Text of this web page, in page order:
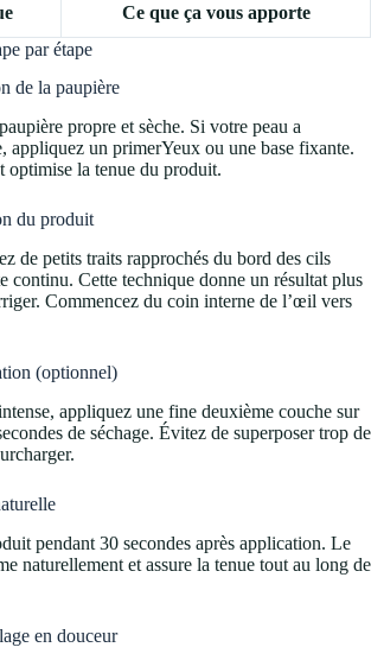
Ce que ça vous apporte
par étape
de la paupière
propre et sèche. Si votre peau a
appliquez un primerYeux ou une base fixante.
optimise la tenue du produit.
du produit
de petits traits rapprochés du bord des cils
continu. Cette technique donne un résultat plus
Commencez du coin interne de l’œil vers
(optionnel)
appliquez une fine deuxième couche sur
de séchage. Évitez de superposer trop de
pendant 30 secondes après application. Le
naturellement et assure la tenue tout au long de
en douceur